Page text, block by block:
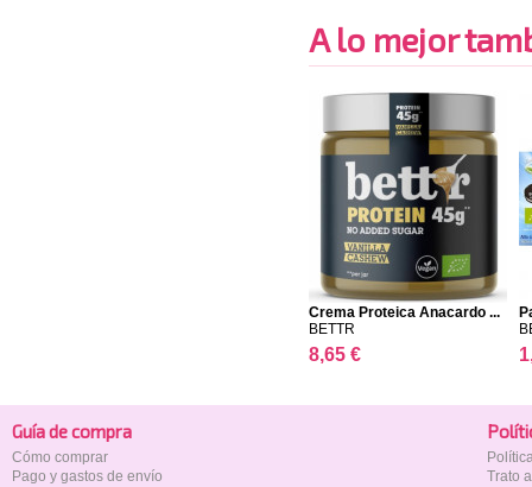
A lo mejor
Crema Proteica Anacardo ...
BETTR
8,65 €
Guía de compra
Cómo comprar
Pago y gastos de envío
Trato